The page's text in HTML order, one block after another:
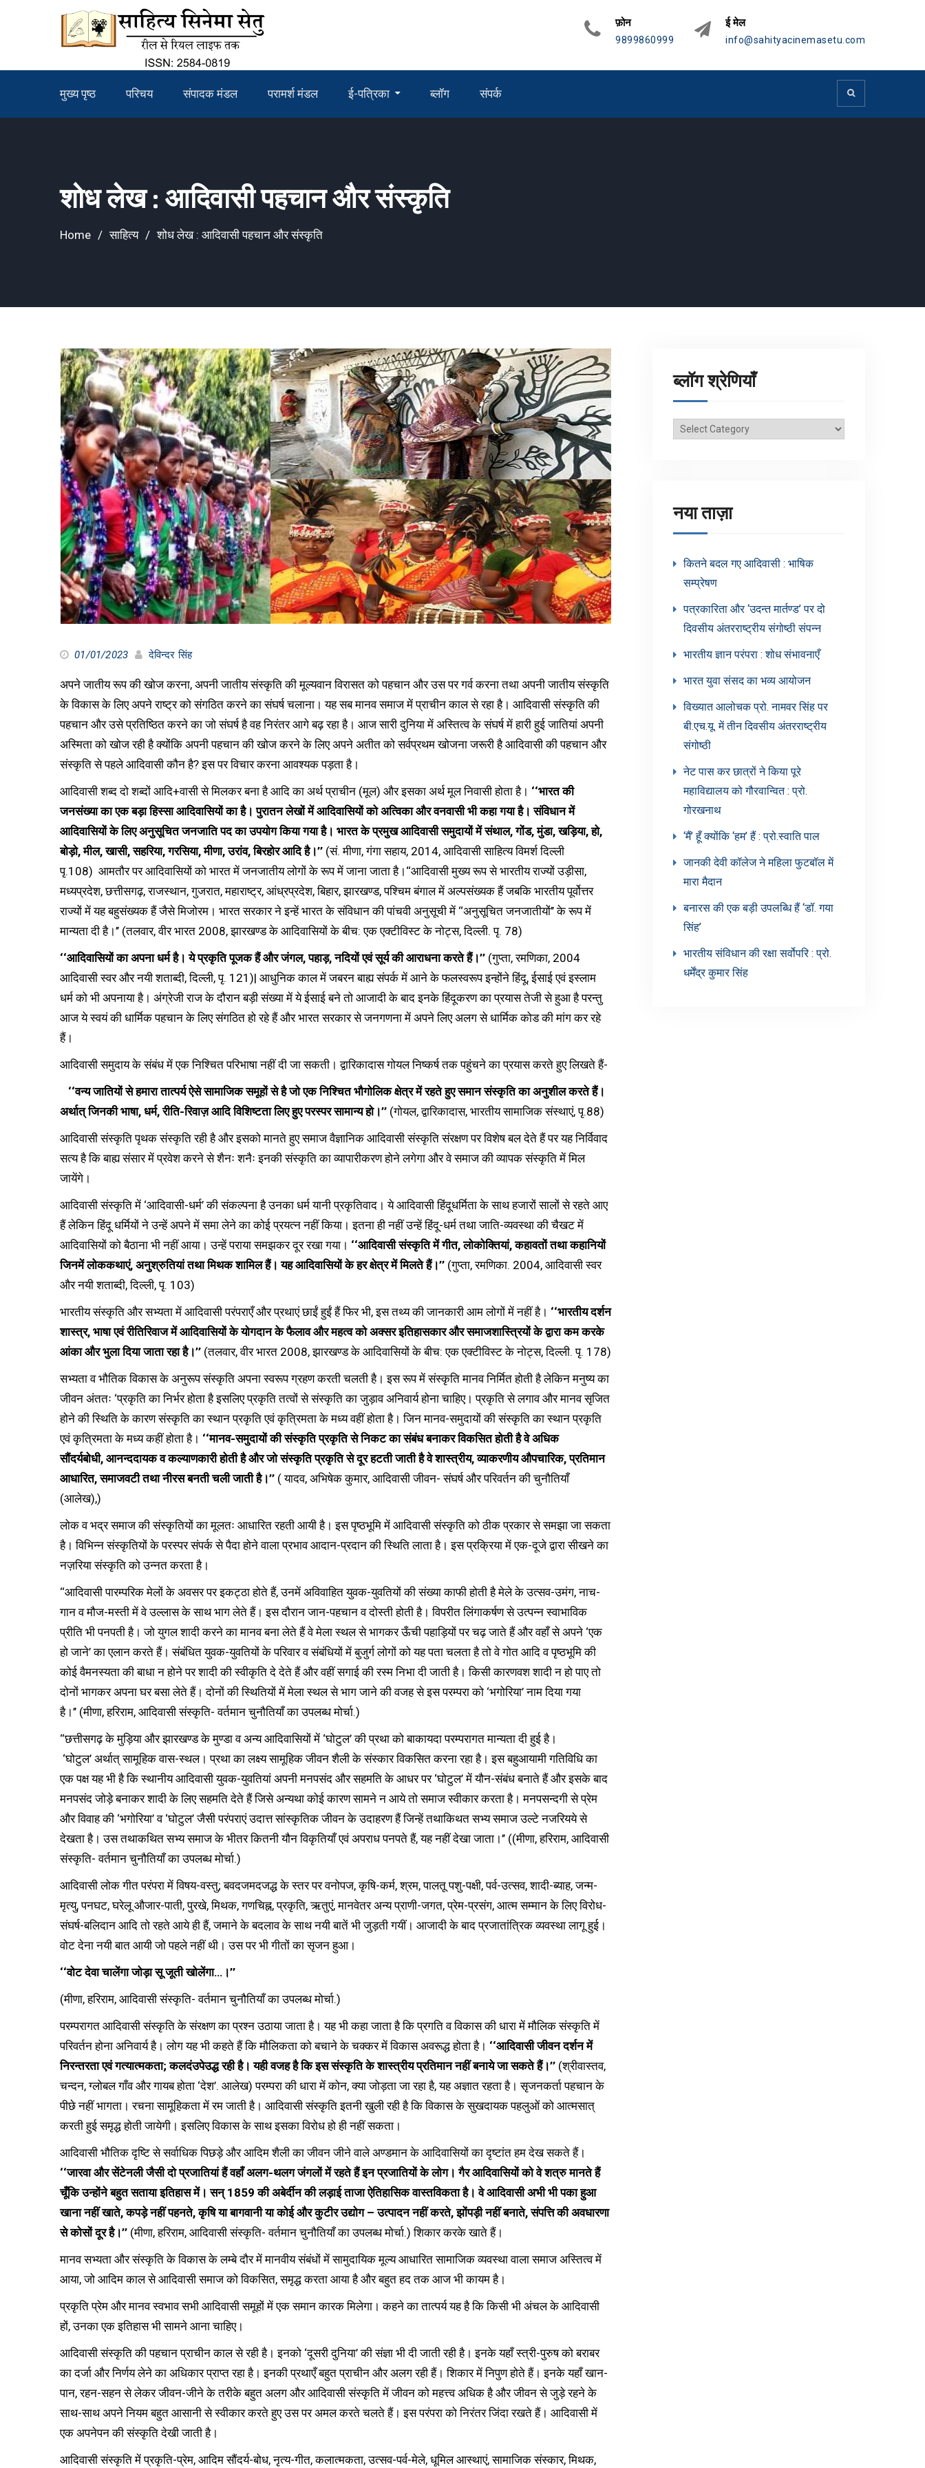
फ़ोन
9899860999
ई मेल
info@sahityacinemasetu.com
मुख्य पृष्ठ परिचय संपादक मंडल परामर्श मंडल ई-पत्रिका ब्लॉग संपर्क
शोध लेख : आदिवासी पहचान और संस्कृति
Home साहित्य शोध लेख : आदिवासी पहचान और संस्कृति
01/01/2023 देविन्दर सिंह
अपने जातीय रूप की खोज करना, अपनी जातीय संस्कृति की मूल्यवान विरासत को पहचान और उस पर गर्व करना तथा अपनी जातीय संस्कृति
के विकास के लिए अपने राष्ट्र को संगठित करने का संघर्ष चलाना। यह सब मानव समाज में प्राचीन काल से रहा है। आदिवासी संस्कृति की
पहचान और उसे प्रतिष्ठित करने का जो संघर्ष है वह निरंतर आगे बढ़ रहा है। आज सारी दुनिया में अस्तित्व के संघर्ष में हारी हुई जातियां अपनी
अस्मिता को खोज रही है क्योंकि अपनी पहचान की खोज करने के लिए अपने अतीत को सर्वप्रथम खोजना जरूरी है आदिवासी की पहचान और
संस्कृति से पहले आदिवासी कौन है? इस पर विचार करना आवश्यक पड़ता है।
आदिवासी शब्द दो शब्दों आदि+वासी से मिलकर बना है आदि का अर्थ प्राचीन (मूल) और इसका अर्थ मूल निवासी होता है। ‘‘भारत की
जनसंख्या का एक बड़ा हिस्सा आदिवासियों का है। पुरातन लेखों में आदिवासियों को अत्विका और वनवासी भी कहा गया है। संविधान में
आदिवासियों के लिए अनुसूचित जनजाति पद का उपयोग किया गया है। भारत के प्रमुख आदिवासी समुदायों में संथाल, गोंड, मुंडा, खड़िया, हो,
बोड़ो, मील, खासी, सहरिया, गरसिया, मीणा, उरांव, बिरहोर आदि है।’’ (सं. मीणा, गंगा सहाय, 2014, आदिवासी साहित्य विमर्श दिल्ली
पृ.108) आमतौर पर आदिवासियों को भारत में जनजातीय लोगों के रूप में जाना जाता है।‘‘आदिवासी मुख्य रूप से भारतीय राज्यों उड़ीसा,
मध्यप्रदेश, छत्तीसगढ़, राजस्थान, गुजरात, महाराष्ट्र, आंध्रप्रदेश, बिहार, झारखण्ड, पश्चिम बंगाल में अल्पसंख्यक हैं जबकि भारतीय पूर्वोत्तर
राज्यों में यह बहुसंख्यक हैं जैसे मिजोरम। भारत सरकार ने इन्हें भारत के संविधान की पांचवी अनुसूची में ‘‘अनुसूचित जनजातीयों’’ के रूप में
मान्यता दी है।’’ (तलवार, वीर भारत 2008, झारखण्ड के आदिवासियों के बीच: एक एक्टीविस्ट के नोट्स, दिल्ली. पृ. 78)
‘‘आदिवासियों का अपना धर्म है। ये प्रकृति पूजक हैं और जंगल, पहाड़, नदियों एवं सूर्य की आराधना करते हैं।’’ (गुप्ता, रमणिका, 2004
आदिवासी स्वर और नयी शताब्दी, दिल्ली, पृ. 121)| आधुनिक काल में जबरन बाह्य संपर्क में आने के फलस्वरूप इन्होंने हिंदू, ईसाई एवं इस्लाम
धर्म को भी अपनाया है। अंग्रेजी राज के दौरान बड़ी संख्या में ये ईसाई बने तो आजादी के बाद इनके हिंदूकरण का प्रयास तेजी से हुआ है परन्तु
आज ये स्वयं की धार्मिक पहचान के लिए संगठित हो रहे हैं और भारत सरकार से जनगणना में अपने लिए अलग से धार्मिक कोड की मांग कर रहे
हैं।
आदिवासी समुदाय के संबंध में एक निश्चित परिभाषा नहीं दी जा सकती। द्वारिकादास गोयल निष्कर्ष तक पहुंचने का प्रयास करते हुए लिखते हैं-
‘‘वन्य जातियों से हमारा तात्पर्य ऐसे सामाजिक समूहों से है जो एक निश्चित भौगोलिक क्षेत्र में रहते हुए समान संस्कृति का अनुशील करते हैं।
अर्थात् जिनकी भाषा, धर्म, रीति-रिवाज़ आदि विशिष्टता लिए हुए परस्पर सामान्य हो।’’ (गोयल, द्वारिकादास, भारतीय सामाजिक संस्थाएं, पृ.88)
आदिवासी संस्कृति पृथक संस्कृति रही है और इसको मानते हुए समाज वैज्ञानिक आदिवासी संस्कृति संरक्षण पर विशेष बल देते हैं पर यह निर्विवाद
सत्य है कि बाह्य संसार में प्रवेश करने से शैनः शनैः इनकी संस्कृति का व्यापारीकरण होने लगेगा और वे समाज की व्यापक संस्कृति में मिल
जायेंगे।
आदिवासी संस्कृति में ‘आदिवासी-धर्म’ की संकल्पना है उनका धर्म यानी प्रकृतिवाद। ये आदिवासी हिंदूधर्मिता के साथ हजारों सालों से रहते आए
हैं लेकिन हिंदू धर्मियों ने उन्हें अपने में समा लेने का कोई प्रयत्न नहीं किया। इतना ही नहीं उन्हें हिंदू-धर्म तथा जाति-व्यवस्था की चैखट में
आदिवासियों को बैठाना भी नहीं आया। उन्हें पराया समझकर दूर रखा गया। ‘‘आदिवासी संस्कृति में गीत, लोकोक्तियां, कहावतों तथा कहानियों
जिनमें लोककथाएं, अनुश्रुतियां तथा मिथक शामिल हैं। यह आदिवासियों के हर क्षेत्र में मिलते हैं।’’ (गुप्ता, रमणिका. 2004, आदिवासी स्वर
और नयी शताब्दी, दिल्ली, पृ. 103)
भारतीय संस्कृति और सभ्यता में आदिवासी परंपराएँ और प्रथाएं छाईं हुईं हैं फिर भी, इस तथ्य की जानकारी आम लोगों में नहीं है। ‘‘भारतीय दर्शन
शास्त्र, भाषा एवं रीतिरिवाज में आदिवासियों के योगदान के फैलाव और महत्व को अक्सर इतिहासकार और समाजशास्त्रियों के द्वारा कम करके
आंका और भुला दिया जाता रहा है।’’ (तलवार, वीर भारत 2008, झारखण्ड के आदिवासियों के बीच: एक एक्टीविस्ट के नोट्स, दिल्ली. पृ. 178)
सभ्यता व भौतिक विकास के अनुरूप संस्कृति अपना स्वरूप ग्रहण करती चलती है। इस रूप में संस्कृति मानव निर्मित होती है लेकिन मनुष्य का
जीवन अंततः ‘प्रकृति का निर्भर होता है इसलिए प्रकृति तत्वों से संस्कृति का जुड़ाव अनिवार्य होना चाहिए। प्रकृति से लगाव और मानव सृजित
होने की स्थिति के कारण संस्कृति का स्थान प्रकृति एवं कृत्रिमता के मध्य वहीं होता है। जिन मानव-समुदायों की संस्कृति का स्थान प्रकृति
एवं कृत्रिमता के मध्य कहीं होता है। ‘‘मानव-समुदायों की संस्कृति प्रकृति से निकट का संबंध बनाकर विकसित होती है वे अधिक
सौंदर्यबोधी, आनन्ददायक व कल्याणकारी होती है और जो संस्कृति प्रकृति से दूर हटती जाती है वे शास्त्रीय, व्याकरणीय औपचारिक, प्रतिमान
आधारित, समाजवटी तथा नीरस बनती चली जाती है।’’ ( यादव, अभिषेक कुमार, आदिवासी जीवन- संघर्ष और परिवर्तन की चुनौतियाँ
(आलेख),)
लोक व भद्र समाज की संस्कृतियों का मूलतः आधारित रहती आयी है। इस पृष्ठभूमि में आदिवासी संस्कृति को ठीक प्रकार से समझा जा सकता
है। विभिन्न संस्कृतियों के परस्पर संपर्क से पैदा होने वाला प्रभाव आदान-प्रदान की स्थिति लाता है। इस प्रक्रिया में एक-दूजे द्वारा सीखने का
नज़रिया संस्कृति को उन्नत करता है।
‘‘आदिवासी पारम्परिक मेलों के अवसर पर इकट्ठा होते हैं, उनमें अविवाहित युवक-युवतियों की संख्या काफी होती है मेले के उत्सव-उमंग, नाच-
गान व मौज-मस्ती में वे उल्लास के साथ भाग लेते हैं। इस दौरान जान-पहचान व दोस्ती होती है। विपरीत लिंगाकर्षण से उत्पन्न स्वाभाविक
प्रीति भी पनपती है। जो युगल शादी करने का मानव बना लेते हैं वे मेला स्थल से भागकर ऊँची पहाड़ियों पर चढ़ जाते हैं और वहाँ से अपने ‘एक
हो जाने’ का एलान करते हैं। संबंधित युवक-युवतियों के परिवार व संबंधियों में बुजुर्ग लोगों को यह पता चलता है तो वे गोत आदि व पृष्ठभूमि की
कोई वैमनस्यता की बाधा न होने पर शादी की स्वीकृति दे देते हैं और वहीं सगाई की रस्म निभा दी जाती है। किसी कारणवश शादी न हो पाए तो
दोनों भागकर अपना घर बसा लेते हैं। दोनों की स्थितियों में मेला स्थल से भाग जाने की वजह से इस परम्परा को ‘भगोरिया’ नाम दिया गया
है।’’ (मीणा, हरिराम, आदिवासी संस्कृति- वर्तमान चुनौतियाँ का उपलब्ध मोर्चा.)
‘‘छत्तीसगढ़ के मुड़िया और झारखण्ड के मुण्डा व अन्य आदिवासियों में ‘घोटुल’ की प्रथा को बाकायदा परम्परागत मान्यता दी हुई है।
‘घोटुल’ अर्थात् सामूहिक वास-स्थल। प्रथा का लक्ष्य सामूहिक जीवन शैली के संस्कार विकसित करना रहा है। इस बहुआयामी गतिविधि का
एक पक्ष यह भी है कि स्थानीय आदिवासी युवक-युवतियां अपनी मनपसंद और सहमति के आधर पर ‘घोटुल’ में यौन-संबंध बनाते हैं और इसके बाद
मनपसंद जोड़े बनाकर शादी के लिए सहमति देते हैं जिसे अन्यथा कोई कारण सामने न आये तो समाज स्वीकार करता है। मनपसन्दगी से प्रेम
और विवाह की ‘भगोरिया’ व ‘घोटुल’ जैसी परंपराएं उदात्त सांस्कृतिक जीवन के उदाहरण हैं जिन्हें तथाकिथत सभ्य समाज उल्टे नजरियये से
देखता है। उस तथाकथित सभ्य समाज के भीतर कितनी यौन विकृतियाँ एवं अपराध पनपते हैं, यह नहीं देखा जाता।’’ ((मीणा, हरिराम, आदिवासी
संस्कृति- वर्तमान चुनौतियाँ का उपलब्ध मोर्चा.)
आदिवासी लोक गीत परंपरा में विषय-वस्तु; बवदजमदजद्ध के स्तर पर वनोपज, कृषि-कर्म, श्रम, पालतू पशु-पक्षी, पर्व-उत्सव, शादी-ब्याह, जन्म-
मृत्यु, पनघट, घरेलू औजार-पाती, पुरखे, मिथक, गणचिह्न, प्रकृति, ऋतुएं, मानवेतर अन्य प्राणी-जगत, प्रेम-प्रसंग, आत्म सम्मान के लिए विरोध-
संघर्ष-बलिदान आदि तो रहते आये ही हैं, जमाने के बदलाव के साथ नयी बातें भी जुड़ती गयीं। आजादी के बाद प्रजातांत्रिक व्यवस्था लागू हुई।
वोट देना नयी बात आयी जो पहले नहीं थी। उस पर भी गीतों का सृजन हुआ।
‘‘वोट देवा चालेंगा जोड़ा सू जूती खोलेंगा…।’’
(मीणा, हरिराम, आदिवासी संस्कृति- वर्तमान चुनौतियाँ का उपलब्ध मोर्चा.)
परम्परागत आदिवासी संस्कृति के संरक्षण का प्रश्न उठाया जाता है। यह भी कहा जाता है कि प्रगति व विकास की धारा में मौलिक संस्कृति में
परिवर्तन होना अनिवार्य है। लोग यह भी कहते हैं कि मौलिकता को बचाने के चक्कर में विकास अवरूद्ध होता है। ‘‘आदिवासी जीवन दर्शन में
निरन्तरता एवं गत्यात्मकता; कलदंउपेउद्ध रही है। यही वजह है कि इस संस्कृति के शास्त्रीय प्रतिमान नहीं बनाये जा सकते हैं।’’ (श्रीवास्तव,
चन्दन, ग्लोबल गाँव और गायब होता ‘देश’. आलेख) परम्परा की धारा में कोन, क्या जोड़ता जा रहा है, यह अज्ञात रहता है। सृजनकर्ता पहचान के
पीछे नहीं भागता। रचना सामूहिकता में रम जाती है। आदिवासी संस्कृति इतनी खुली रही है कि विकास के सुखदायक पहलुओं को आत्मसात्
करती हुई समृद्ध होती जायेगी। इसलिए विकास के साथ इसका विरोध हो ही नहीं सकता।
आदिवासी भौतिक दृष्टि से सर्वाधिक पिछड़े और आदिम शैली का जीवन जीने वाले अण्डमान के आदिवासियों का दृष्टांत हम देख सकते हैं।
‘‘जारवा और सेंटेनली जैसी दो प्रजातियां हैं वहाँ अलग-थलग जंगलों में रहते हैं इन प्रजातियों के लोग। गैर आदिवासियों को वे शत्रु मानते हैं
चूँकि उन्होंने बहुत सताया इतिहास में। सन् 1859 की अबेर्दीन की लड़ाई ताजा ऐतिहासिक वास्तविकता है। वे आदिवासी अभी भी पका हुआ
खाना नहीं खाते, कपड़े नहीं पहनते, कृषि या बागवानी या कोई और कुटीर उद्योग – उत्पादन नहीं करते, झोंपड़ी नहीं बनाते, संपत्ति की अवधारणा
से कोसों दूर है।’’ (मीणा, हरिराम, आदिवासी संस्कृति- वर्तमान चुनौतियाँ का उपलब्ध मोर्चा.) शिकार करके खाते हैं।
मानव सभ्यता और संस्कृति के विकास के लम्बे दौर में मानवीय संबंधों में सामुदायिक मूल्य आधारित सामाजिक व्यवस्था वाला समाज अस्तित्व में
आया, जो आदिम काल से आदिवासी समाज को विकसित, समृद्ध करता आया है और बहुत हद तक आज भी कायम है।
प्रकृति प्रेम और मानव स्वभाव सभी आदिवासी समूहों में एक समान कारक मिलेगा। कहने का तात्पर्य यह है कि किसी भी अंचल के आदिवासी
हों, उनका एक इतिहास भी सामने आना चाहिए।
आदिवासी संस्कृति की पहचान प्राचीन काल से रही है। इनको ‘दूसरी दुनिया’ की संज्ञा भी दी जाती रही है। इनके यहाँ स्त्री-पुरुष को बराबर
का दर्जा और निर्णय लेने का अधिकार प्राप्त रहा है। इनकी प्रथाएँ बहुत प्राचीन और अलग रही हैं। शिकार में निपुण होते हैं। इनके यहाँ खान-
पान, रहन-सहन से लेकर जीवन-जीने के तरीके बहुत अलग और आदिवासी संस्कृति में जीवन को महत्त्व अधिक है और जीवन से जुड़े रहने के
साथ-साथ अपने नियम बहुत आसानी से स्वीकार करते हुए उस पर अमल करते चलते हैं। इस परंपरा को निरंतर जिंदा रखते हैं। आदिवासी में
एक अपनेपन की संस्कृति देखी जाती है।
आदिवासी संस्कृति में प्रकृति-प्रेम, आदिम सौंदर्य-बोध, नृत्य-गीत, कलात्मकता, उत्सव-पर्व-मेले, धूमिल आस्थाएं, सामाजिक संस्कार, मिथक,
ब्लॉग श्रेणियाँ
ब्लॉग
नया ताज़ा
कितने बदल गए आदिवासी : भाषिक
सम्प्रेषण
पत्रकारिता और ‘उदन्त मार्तण्ड’ पर दो
दिवसीय अंतरराष्ट्रीय संगोष्ठी संपन्न
भारतीय ज्ञान परंपरा : शोध संभावनाएँ
भारत युवा संसद का भव्य आयोजन
विख्यात आलोचक प्रो. नामवर सिंह पर
बी.एच.यू. में तीन दिवसीय अंतरराष्ट्रीय
संगोष्ठी
नेट पास कर छात्रों ने किया पूरे
महाविद्यालय को गौरवान्वित : प्रो.
गोरखनाथ
‘मैं’ हूँ क्योंकि ‘हम’ हैं : प्रो.स्वाति पाल
जानकी देवी कॉलेज ने महिला फुटबॉल में
मारा मैदान
बनारस की एक बड़ी उपलब्धि हैं ‘डॉ. गया
सिंह’
भारतीय संविधान की रक्षा सर्वोपरि : प्रो.
धर्मेंद्र कुमार सिंह